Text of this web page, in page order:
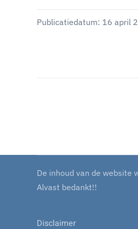
Publicatiedatum: 16 april
De inhoud van de website
Alvast bedankt!!
Disclaimer